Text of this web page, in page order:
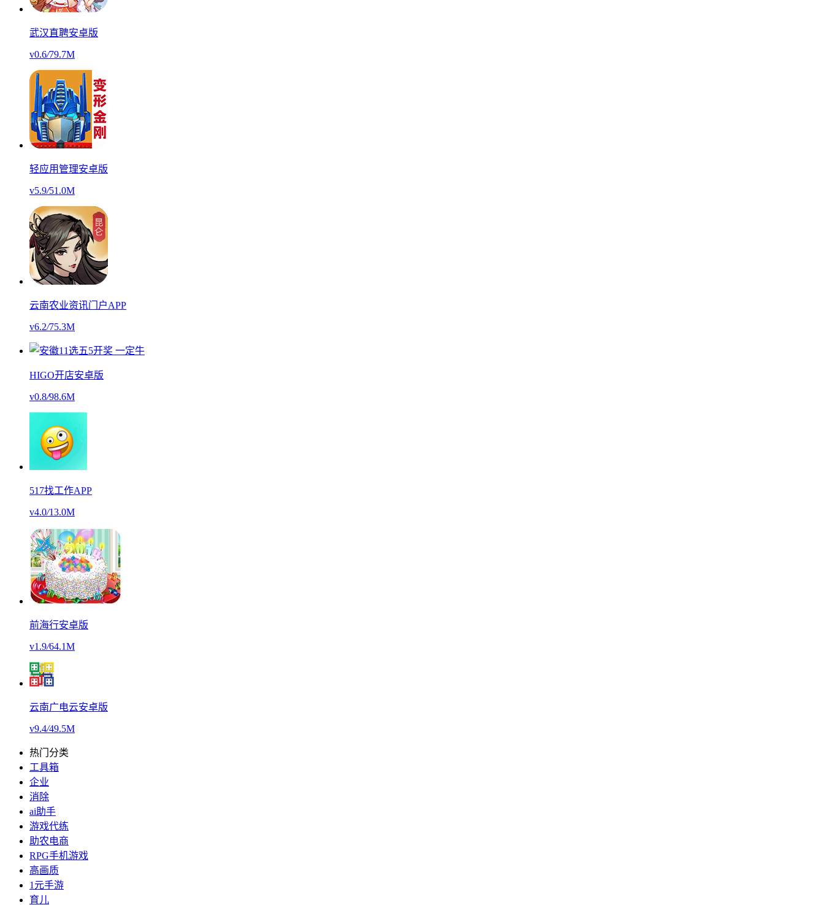
武汉直聘安卓版
v0.6/79.7M
轻应用管理安卓版
v5.9/51.0M
云南农业资讯门户APP
v6.2/75.3M
HIGO开店安卓版
v0.8/98.6M
517找工作APP
v4.0/13.0M
前海行安卓版
v1.9/64.1M
云南广电云安卓版
v9.4/49.5M
热门分类
工具箱
企业
消除
ai助手
游戏代练
助农电商
RPG手机游戏
高画质
1元手游
育儿